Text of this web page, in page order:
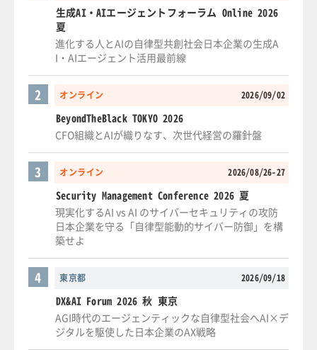
生成AI・AIエージェントフォーラム Online 2026
夏
進化する人とAIの自律型共創社会日本企業の生成A
I・AIエージェント活用最前線
オンライン 2026/09/02
2
BeyondTheBlack TOKYO 2026
CFO組織とAIが織りなす、次世代経営の羅針盤
オンライン 2026/08/26-27
3
Security Management Conference 2026 夏
現実化するAI vs AI のサイバーセキュリティの攻防
日本企業を守る「自律型能動的サイバー防御」を構
築せよ
東京都 2026/09/18
4
DX&AI Forum 2026 秋 東京
AGI時代のエージェンティックな自律型社会へAI×デ
ジタルを駆使した日本企業のAX戦略